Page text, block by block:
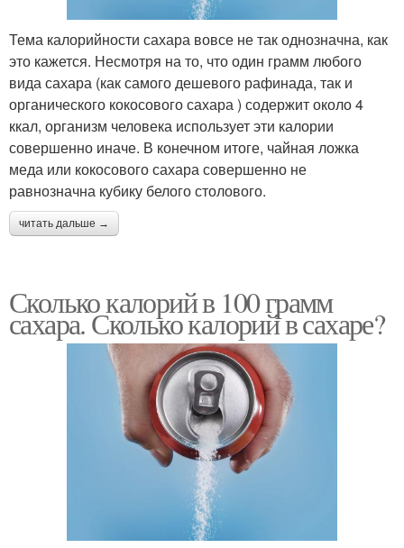
Тема калорийности сахара вовсе не так однозначна, как
это кажется. Несмотря на то, что один грамм любого
вида сахара (как самого дешевого рафинада, так и
органического кокосового сахара ) содержит около 4
ккал, организм человека использует эти калории
совершенно иначе. В конечном итоге, чайная ложка
меда или кокосового сахара совершенно не
равнозначна кубику белого столового.
читать дальше →
Сколько калорий в 100 грамм
сахара. Сколько калорий в сахаре?